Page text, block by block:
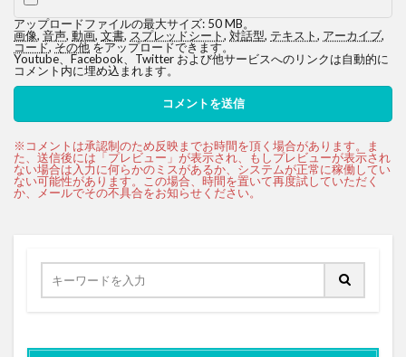
アップロードファイルの最大サイズ: 50 MB。
画像,音声, 動画,文書, スプレッドシート, 対話型, テキスト, アーカイブ,
コード,その他をアップロードできます。
Youtube、Facebook、Twitter および他サービスへのリンクは自動的に
コメント内に埋め込まれます。